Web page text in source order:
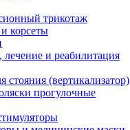
трикотаж
корсеты
и реабилитация
стояния (вертикализатор)
прогулочные